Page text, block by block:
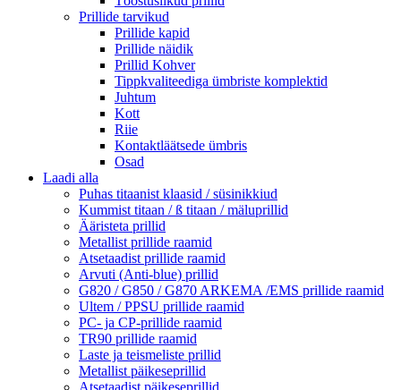
Prillide tarvikud
Prillide kapid
Prillide näidik
Prillid Kohver
Tippkvaliteediga ümbriste komplektid
Juhtum
Kott
Riie
Kontaktläätsede ümbris
Osad
Laadi alla
Puhas titaanist klaasid / süsinikkiud
Kummist titaan / ß titaan / mäluprillid
Ääristeta prillid
Metallist prillide raamid
Atsetaadist prillide raamid
Arvuti (Anti-blue) prillid
G820 / G850 / G870 ARKEMA /EMS prillide raamid
Ultem / PPSU prillide raamid
PC- ja CP-prillide raamid
TR90 prillide raamid
Laste ja teismeliste prillid
Metallist päikeseprillid
Atsetaadist päikeseprillid